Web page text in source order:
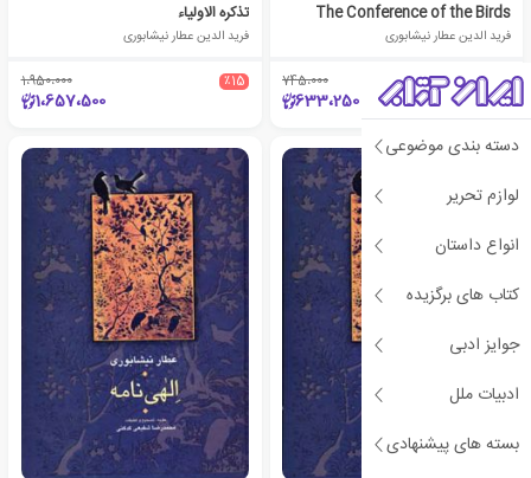
دسته بندی موضوعی
لوازم تحریر
انواع داستان
کتاب های برگزیده
جوایز ادبی
ادبیات ملل
بسته های پیشنهادی
The Conference of the Birds
فرید الدین عطار نیشابوری
٪15 745،000
633،250
تذکره الاولیاء
فرید الدین عطار نیشابوری
٪15 1،950،000
1،657،500